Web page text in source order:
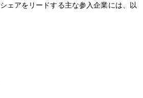
ェアをリードする主な参入企業には、以